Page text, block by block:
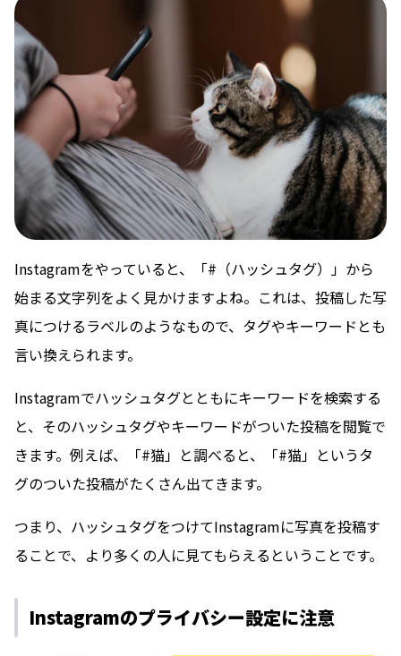
Instagramをやっていると、「#（ハッシュタグ）」から
始まる文字列をよく見かけますよね。これは、投稿した写
真につけるラベルのようなもので、タグやキーワードとも
言い換えられます。
Instagramでハッシュタグとともにキーワードを検索する
と、そのハッシュタグやキーワードがついた投稿を閲覧で
きます。例えば、「#猫」と調べると、「#猫」というタ
グのついた投稿がたくさん出てきます。
つまり、ハッシュタグをつけてInstagramに写真を投稿す
ることで、より多くの人に見てもらえるということです。
Instagramのプライバシー設定に注意